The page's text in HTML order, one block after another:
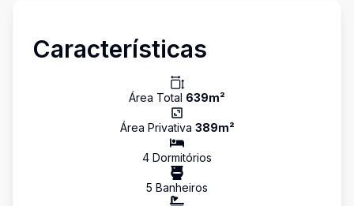
Características
Área Total 639m²
Área Privativa 389m²
4 Dormitórios
5 Banheiros